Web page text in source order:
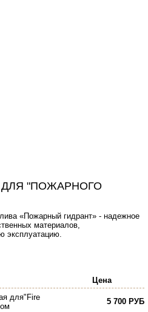
ДЛЯ "ПОЖАРНОГО
«Пожарный гидрант» - надежное
материалов,
эксплуатацию.
Цена
для"Fire
5 700 РУБ